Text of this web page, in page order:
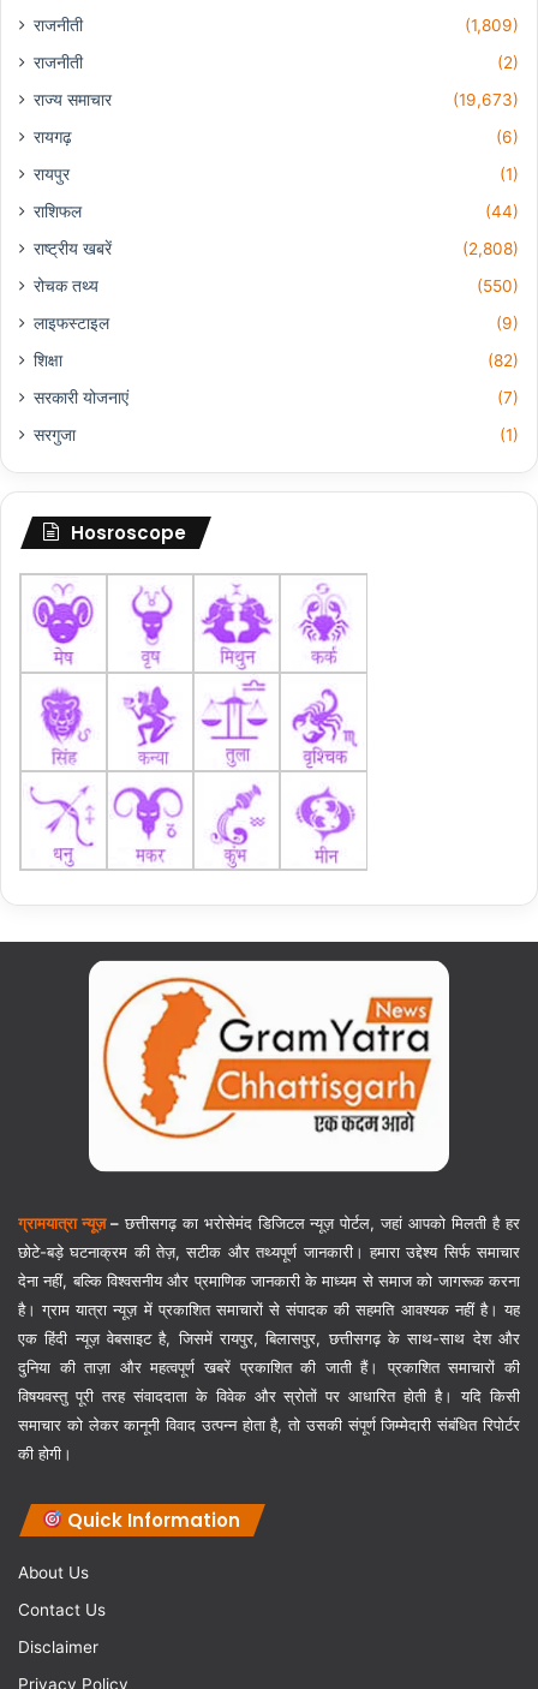
राजनीती
(1,809)
राजनीती
(2)
राज्य समाचार
(19,673)
रायगढ़
(6)
रायपुर
(1)
राशिफल
(44)
राष्ट्रीय खबरें
(2,808)
रोचक तथ्य
(550)
लाइफस्टाइल
(9)
शिक्षा
(82)
सरकारी योजनाएं
(7)
सरगुजा
(1)
Hosroscope
ग्रामयात्रा न्यूज़–छत्तीसगढ़ का भरोसेमंद डिजिटल न्यूज़ पोर्टल, जहां आपको मिलती है हर
छोटे-बड़े घटनाक्रम की तेज़, सटीक और तथ्यपूर्ण जानकारी। हमारा उद्देश्य सिर्फ समाचार
देना नहीं, बल्कि विश्वसनीय और प्रमाणिक जानकारी के माध्यम से समाज को जागरूक करना
है। ग्राम यात्रा न्यूज़ में प्रकाशित समाचारों से संपादक की सहमति आवश्यक नहीं है। यह
एक हिंदी न्यूज़ वेबसाइट है, जिसमें रायपुर, बिलासपुर, छत्तीसगढ़ के साथ-साथ देश और
दुनिया की ताज़ा और महत्वपूर्ण खबरें प्रकाशित की जाती हैं। प्रकाशित समाचारों की
विषयवस्तु पूरी तरह संवाददाता के विवेक और स्रोतों पर आधारित होती है। यदि किसी
समाचार को लेकर कानूनी विवाद उत्पन्न होता है, तो उसकी संपूर्ण जिम्मेदारी संबंधित रिपोर्टर
की होगी।
Quick Information
About Us
Contact Us
Disclaimer
Privacy Policy